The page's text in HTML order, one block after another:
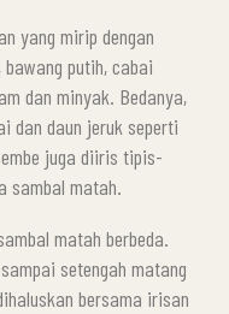
yang mirip dengan
putih, cabai
dan minyak. Bedanya,
dan daun jeruk seperti
juga diiris tipis-
sambal matah.
matah berbeda.
setengah matang
bersama irisan